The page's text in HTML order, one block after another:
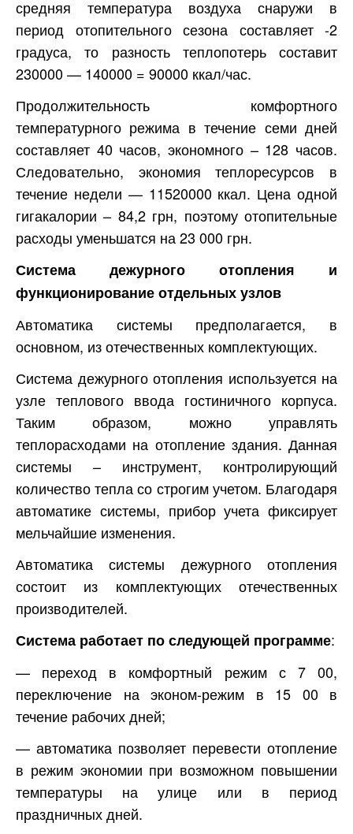
средняя температура воздуха снаружи в
период отопительного сезона составляет -2
градуса, то разность теплопотерь составит
230000 — 140000 = 90000 ккал/час.
Продолжительность комфортного
температурного режима в течение семи дней
составляет 40 часов, экономного – 128 часов.
Следовательно, экономия теплоресурсов в
течение недели — 11520000 ккал. Цена одной
гигакалории – 84,2 грн, поэтому отопительные
расходы уменьшатся на 23 000 грн.
Система дежурного отопления и
функционирование отдельных узлов
Автоматика системы предполагается, в
основном, из отечественных комплектующих.
Система дежурного отопления используется на
узле теплового ввода гостиничного корпуса.
Таким образом, можно управлять
теплорасходами на отопление здания. Данная
системы – инструмент, контролирующий
количество тепла со строгим учетом. Благодаря
автоматике системы, прибор учета фиксирует
мельчайшие изменения.
Автоматика системы дежурного отопления
состоит из комплектующих отечественных
производителей.
Система работает по следующей программе:
— переход в комфортный режим с 7 00,
переключение на эконом-режим в 15 00 в
течение рабочих дней;
— автоматика позволяет перевести отопление
в режим экономии при возможном повышении
температуры на улице или в период
праздничных дней.